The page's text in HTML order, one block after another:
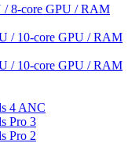
/ 8-core GPU / RAM
/ 10-core GPU / RAM
/ 10-core GPU / RAM
4 ANC
Pro 3
Pro 2